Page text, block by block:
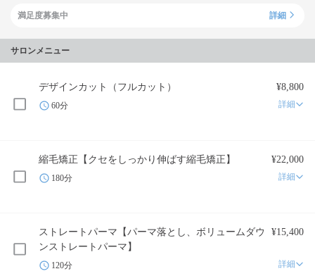
満足度募集中 詳細
サロンメニュー
デザインカット（フルカット） ¥8,800
60分 詳細
縮毛矯正【クセをしっかり伸ばす縮毛矯正】 ¥22,000
180分 詳細
ストレートパーマ【パーマ落とし、ボリュームダウ
ンストレートパーマ】
¥15,400
120分 詳細